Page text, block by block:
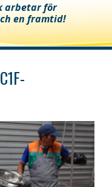
arbetar för
en framtid!